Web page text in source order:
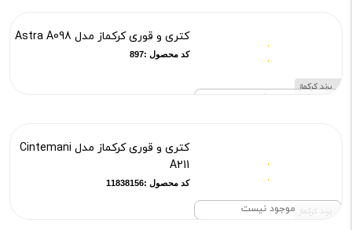
موجود نیست
برند کرکماز
کتری و قوری کرکماز مدل Astra A098
کد محصول :897
موجود نیست برند کرکماز
کتری و قوری کرکماز مدل Cintemani
A211
کد محصول :11838156